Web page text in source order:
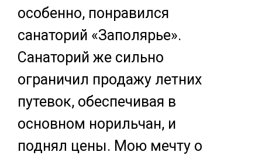
особенно, понравился
санаторий «Заполярье».
Санаторий же сильно
ограничил продажу летних
путевок, обеспечивая в
основном норильчан, и
поднял цены. Мою мечту о